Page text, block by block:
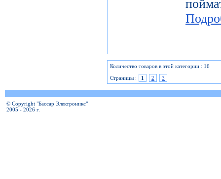
Количество товаров в этой категории : 16
Страницы :
1 2 3
© Copyright "Бассар Электроникс"
2005 - 2026 г.